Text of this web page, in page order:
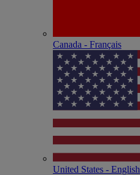
Canada - Français
United States - English